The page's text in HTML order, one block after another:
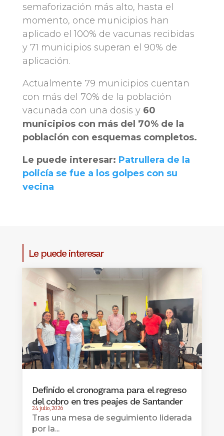
semaforización más alto, hasta el
momento, once municipios han
aplicado el 100% de vacunas recibidas
y 71 municipios superan el 90% de
aplicación.
Actualmente 79 municipios cuentan
con más del 70% de la población
vacunada con una dosis y 60
municipios con más del 70% de la
población con esquemas completos.
Le puede interesar: Patrullera de la
policía se fue a los golpes con su
vecina
Le puede interesar
Definido el cronograma para el regreso
del cobro en tres peajes de Santander
24 julio, 2026
Tras una mesa de seguimiento liderada
por la...